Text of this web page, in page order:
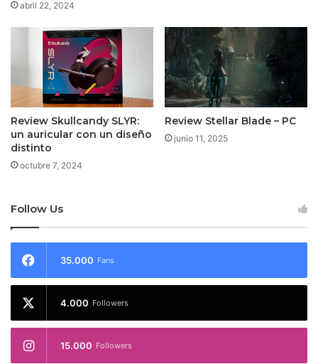
abril 22, 2024
Review Skullcandy SLYR:
un auricular con un diseño
distinto
octubre 7, 2024
Review Stellar Blade – PC
junio 11, 2025
Follow Us
35.000 Fans
4.000 Followers
15.000 Followers